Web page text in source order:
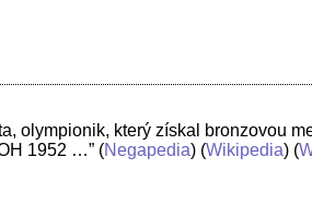
olympionik, který získal bronzovou
1952 …” (Negapedia) (Wikipedia) (